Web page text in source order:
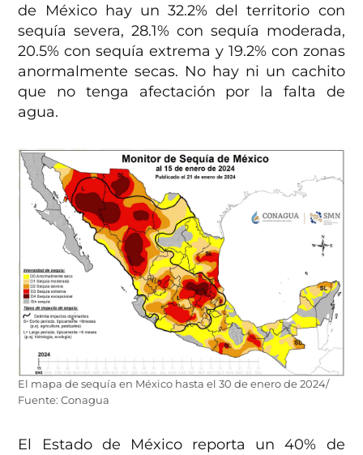
de México hay un 32.2% del territorio con
sequía severa, 28.1% con sequía moderada,
20.5% con sequía extrema y 19.2% con zonas
anormalmente secas. No hay ni un cachito
que no tenga afectación por la falta de
agua.
El mapa de sequía en México hasta el 30 de enero de 2024/
Fuente: Conagua
El Estado de México reporta un 40% de